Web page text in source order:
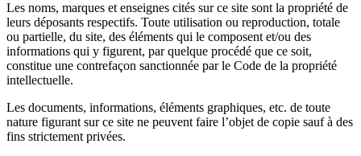
Les noms, marques et enseignes cités sur ce site sont la propriété de
leurs déposants respectifs. Toute utilisation ou reproduction, totale
ou partielle, du site, des éléments qui le composent et/ou des
informations qui y figurent, par quelque procédé que ce soit,
constitue une contrefaçon sanctionnée par le Code de la propriété
intellectuelle.
Les documents, informations, éléments graphiques, etc. de toute
nature figurant sur ce site ne peuvent faire l’objet de copie sauf à des
fins strictement privées.